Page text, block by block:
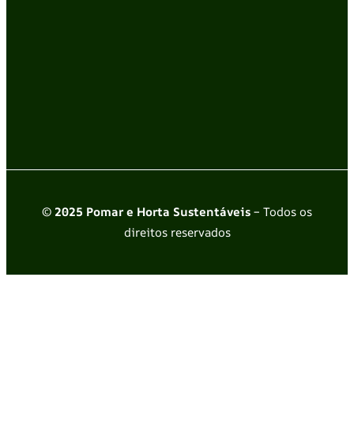
© 2025 Pomar e Horta Sustentáveis– Todos os
direitos reservados